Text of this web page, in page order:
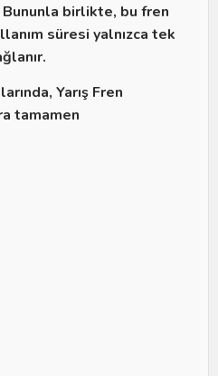
Bununla birlikte, bu fren
süresi yalnızca tek
Yarış Fren
tamamen